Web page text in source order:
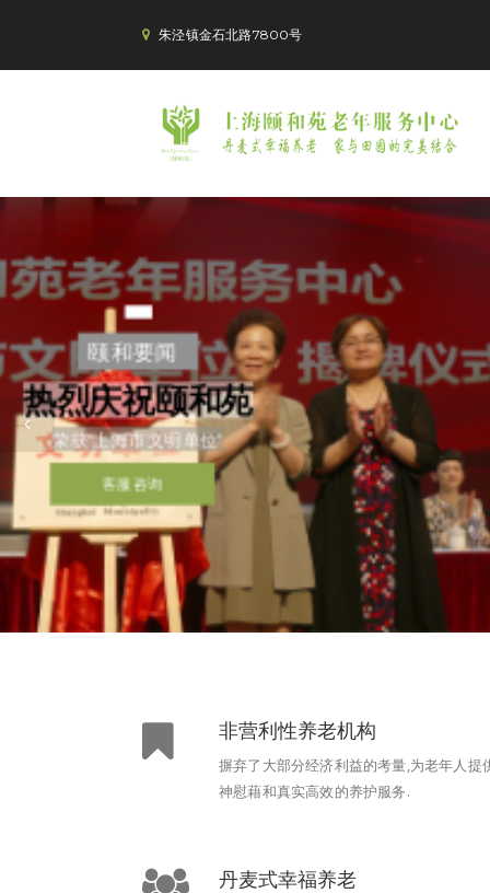
朱泾镇金石北路7800号
非营利性养老机构
摒弃了大部分经济利益的考量,为老年人提
神慰藉和真实高效的养护服务.
丹麦式幸福养老